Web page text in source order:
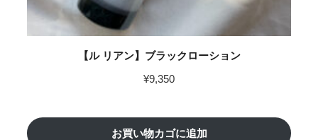
【ル リアン】ブラックローション
¥9,350
お買い物カゴに追加